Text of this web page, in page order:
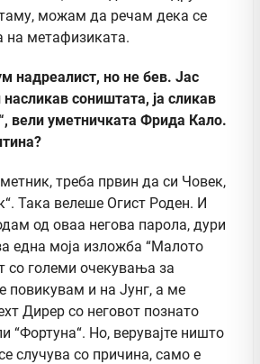
можам да речам дека се
на метафизиката.
надреалист, но не бев. Јас
соништата, ја сликав
вели уметничката Фрида Кало.
треба првин да си Човек,
Така велеше Огист Роден. И
од оваа негова парола, дури
една моја изложба “Малото
со големи очекувања за
повикувам и на Јунг, а ме
Дирер со неговот познато
“Фортуна“. Но, верувајте ништо
случува со причина, само е